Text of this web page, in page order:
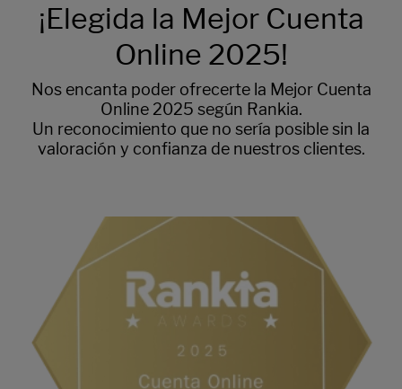
¡Elegida la Mejor Cuenta
Online 2025!
Nos encanta poder ofrecerte la Mejor Cuenta
Online 2025 según Rankia.
Un reconocimiento que no sería posible sin la
valoración y confianza de nuestros clientes.